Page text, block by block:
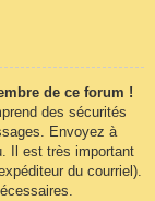
de ce forum !
des sécurités
Envoyez à
Il est très important
du courriel).